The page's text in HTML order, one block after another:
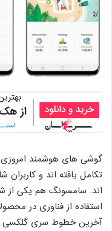
گوشی های هوشمند
تکامل یافته ‌اند و
اند. سامسونگ هم یکی از
استفاده از فناوری در
آخرین خطوط سری گلکسی